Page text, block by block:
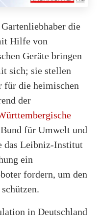
die
Hilfe von
Geräte bringen
sich; sie stellen
für die heimischen
der
für Umwelt und
das Leibniz-Institut
ein
fordern, um den
in Deutschland